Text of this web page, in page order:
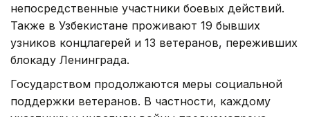
непосредственные участники боевых действий.
Также в Узбекистане проживают 19 бывших
узников концлагерей и 13 ветеранов, переживших
блокаду Ленинграда.
Государством продолжаются меры социальной
поддержки ветеранов. В частности, каждому